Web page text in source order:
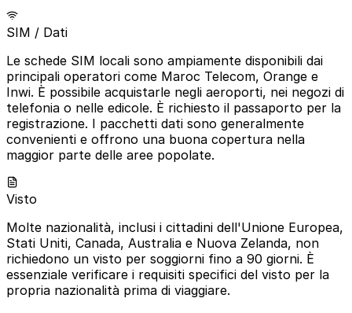
SIM / Dati
Le schede SIM locali sono ampiamente disponibili dai
principali operatori come Maroc Telecom, Orange e
Inwi. È possibile acquistarle negli aeroporti, nei negozi di
telefonia o nelle edicole. È richiesto il passaporto per la
registrazione. I pacchetti dati sono generalmente
convenienti e offrono una buona copertura nella
maggior parte delle aree popolate.
Visto
Molte nazionalità, inclusi i cittadini dell'Unione Europea,
Stati Uniti, Canada, Australia e Nuova Zelanda, non
richiedono un visto per soggiorni fino a 90 giorni. È
essenziale verificare i requisiti specifici del visto per la
propria nazionalità prima di viaggiare.